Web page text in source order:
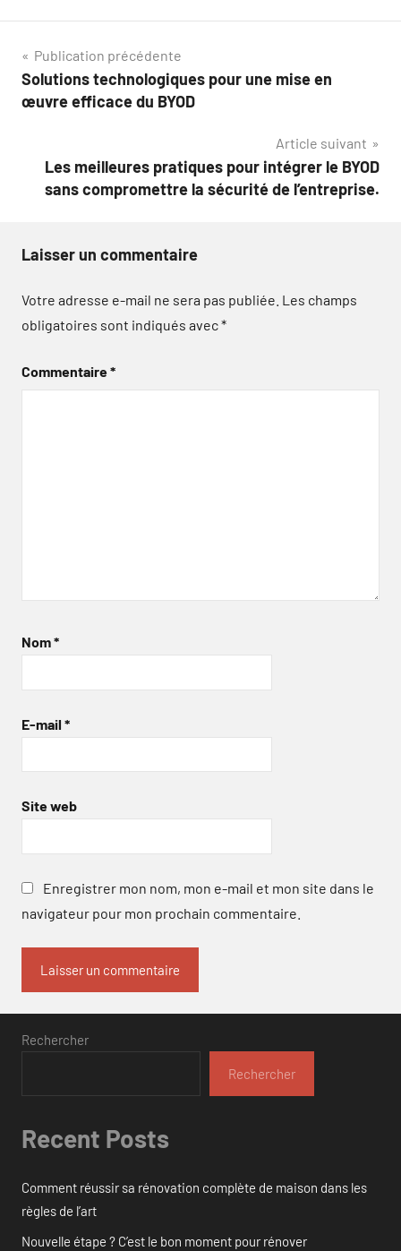
Navigation
de
Publication précédente
Solutions technologiques pour une mise en
œuvre efficace du BYOD
Article suivant
Les meilleures pratiques pour intégrer le BYOD
sans compromettre la sécurité de l’entreprise.
Laisser un commentaire
Votre adresse e-mail ne sera pas publiée. Les champs
obligatoires sont indiqués avec*
Commentaire*
Nom*
E-mail *
Site web
Enregistrer mon nom, mon e-mail et mon site dans le
navigateur pour mon prochain commentaire.
Rechercher
Rechercher
Recent Posts
Comment réussir sa rénovation complète de maison dans les
règles de l’art
Nouvelle étape ? C’est le bon moment pour rénover